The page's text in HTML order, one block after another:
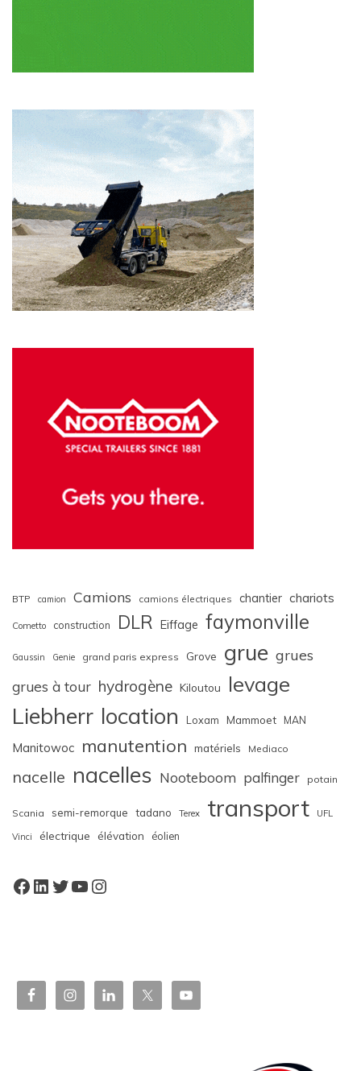
BTP camion Camions camions électriques chantier chariots
Cometto construction DLR Eiffage faymonville
Gaussin Genie grand paris express Grove grue grues
grues à tour hydrogène Kiloutou levage
Liebherr location Loxam Mammoet MAN
Manitowoc manutention matériels Mediaco
nacelle nacelles Nooteboom palfinger potain
Scania semi-remorque tadano Terex transport UFL
Vinci électrique élévation éolien
Facebook
LinkedIn
Twitter
YouTube
Instagram